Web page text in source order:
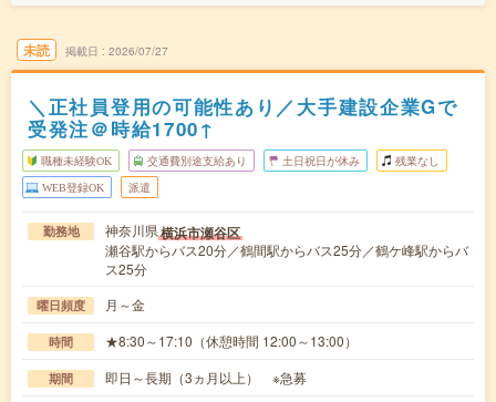
未読 掲載日 2026/07/27
＼正社員登用の可能性あり／大手建設企業Gで
受発注＠時給1700↑
職種未経験OK 交通費別途支給あり 土日祝日が休み 残業なし
WEB登録OK 派遣
勤務地 神奈川県横浜市瀬谷区
瀬谷駅からバス20分／鶴間駅からバス25分／鶴ケ峰駅からバ
ス25分
曜日頻度 月～金
時間 ★8:30～17:10（休憩時間 12:00～13:00）
期間 即日～長期（3ヵ月以上） ※急募